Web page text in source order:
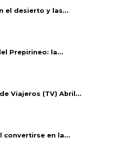
el desierto y las...
Prepirineo: la...
Viajeros (TV) Abril...
convertirse en la...